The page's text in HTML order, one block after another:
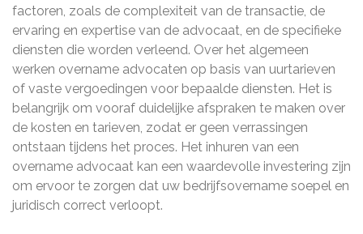
factoren, zoals de complexiteit van de transactie, de
ervaring en expertise van de advocaat, en de specifieke
diensten die worden verleend. Over het algemeen
werken overname advocaten op basis van uurtarieven
of vaste vergoedingen voor bepaalde diensten. Het is
belangrijk om vooraf duidelijke afspraken te maken over
de kosten en tarieven, zodat er geen verrassingen
ontstaan tijdens het proces. Het inhuren van een
overname advocaat kan een waardevolle investering zijn
om ervoor te zorgen dat uw bedrijfsovername soepel en
juridisch correct verloopt.